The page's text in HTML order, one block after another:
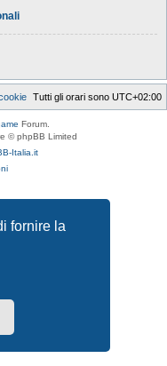
fornire la
Tutti gli orari sono UTC+02:00
Forum.
© phpBB Limited
Italia.it